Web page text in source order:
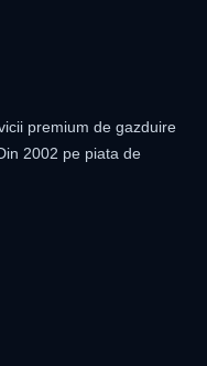
premium de gazduire
2002 pe piata de